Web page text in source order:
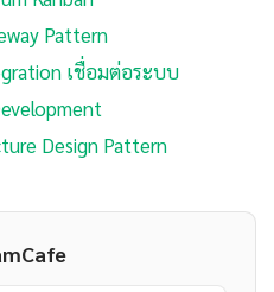
Pattern
เชื่อมต่อระบบ
Design Pattern